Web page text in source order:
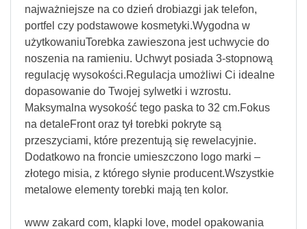
najważniejsze na co dzień drobiazgi jak telefon,
portfel czy podstawowe kosmetyki.Wygodna w
użytkowaniuTorebka zawieszona jest uchwycie do
noszenia na ramieniu. Uchwyt posiada 3-stopnową
regulację wysokości.Regulacja umożliwi Ci idealne
dopasowanie do Twojej sylwetki i wzrostu.
Maksymalna wysokość tego paska to 32 cm.Fokus
na detaleFront oraz tył torebki pokryte są
przeszyciami, które prezentują się rewelacyjnie.
Dodatkowo na froncie umieszczono logo marki –
złotego misia, z którego słynie producent.Wszystkie
metalowe elementy torebki mają ten kolor.
www zakard com, klapki love, model opakowania